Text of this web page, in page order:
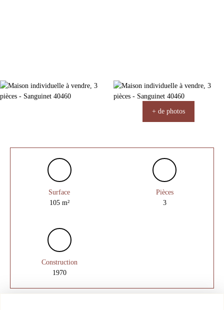
+ de photos
Surface
105 m²
Pièces
3
Construction
1970